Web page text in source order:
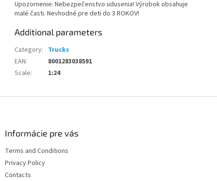
Upozornenie: Nebezpečenstvo udusenia! Výrobok obsahuje
malé časti. Nevhodné pre deti do 3 ROKOV!
Additional parameters
Category: Trucks
EAN:
8001283038591
Scale: 1:24
Informácie pre vás
Terms and Conditions
Privacy Policy
Contacts